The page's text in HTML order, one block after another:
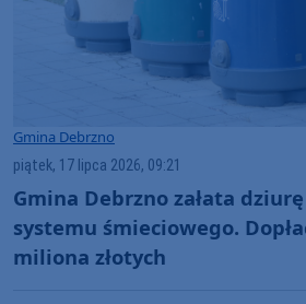
Gmina Debrzno
piątek, 17 lipca 2026, 09:21
Gmina Debrzno załata
systemu śmieciowego.
miliona złotych